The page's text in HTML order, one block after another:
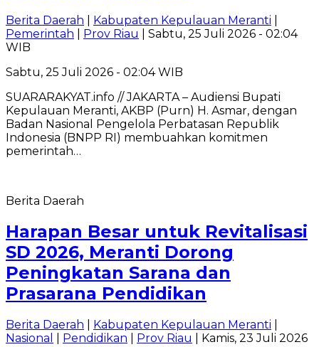
Berita Daerah Kabupaten Kepulauan Meranti
Pemerintah
Prov Riau
| Sabtu, 25 Juli 2026 - 02:04
WIB
Sabtu, 25 Juli 2026 - 02:04 WIB
SUARARAKYAT.info // JAKARTA – Audiensi Bupati
Kepulauan Meranti, AKBP (Purn) H. Asmar, dengan
Badan Nasional Pengelola Perbatasan Republik
Indonesia (BNPP RI) membuahkan komitmen
pemerintah…
Berita Daerah
Harapan Besar untuk Revitalisasi
SD 2026, Meranti Dorong
Peningkatan Sarana dan
Prasarana Pendidikan
Berita Daerah Kabupaten Kepulauan Meranti
Nasional
Pendidikan Prov Riau
| Kamis, 23 Juli 2026